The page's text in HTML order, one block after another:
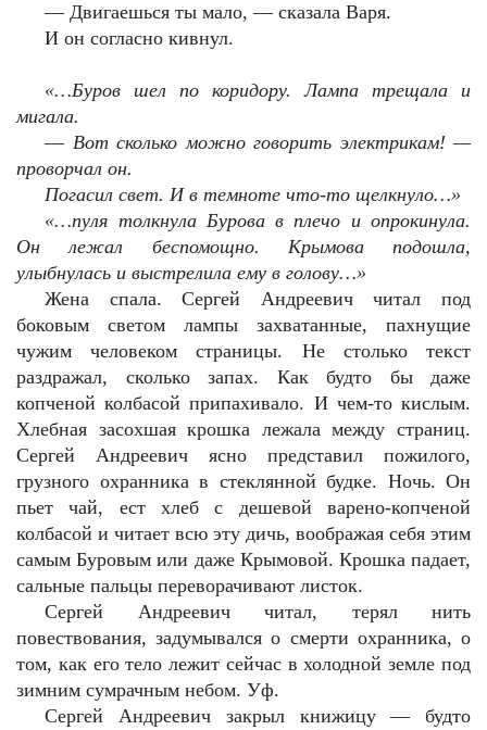
— Двигаешься ты мало, — сказала Варя.
И он согласно кивнул.
«…Буров шел по коридору. Лампа трещала и
мигала.
— Вот сколько можно говорить электрикам! —
проворчал он.
Погасил свет. И в темноте что-то щелкнуло…»
«…пуля толкнула Бурова в плечо и опрокинула.
Он лежал беспомощно. Крымова подошла,
улыбнулась и выстрелила ему в голову…»
Жена спала. Сергей Андреевич читал под
боковым светом лампы захватанные, пахнущие
чужим человеком страницы. Не столько текст
раздражал, сколько запах. Как будто бы даже
копченой колбасой припахивало. И чем-то кислым.
Хлебная засохшая крошка лежала между страниц.
Сергей Андреевич ясно представил пожилого,
грузного охранника в стеклянной будке. Ночь. Он
пьет чай, ест хлеб с дешевой варено-копченой
колбасой и читает всю эту дичь, воображая себя этим
самым Буровым или даже Крымовой. Крошка падает,
сальные пальцы переворачивают листок.
Сергей Андреевич читал, терял нить
повествования, задумывался о смерти охранника, о
том, как его тело лежит сейчас в холодной земле под
зимним сумрачным небом. Уф.
Сергей Андреевич закрыл книжицу — будто